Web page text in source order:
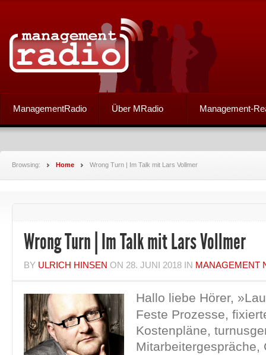
ManagementRadio Über MRadio Management-
Browsing: Home Wrong Turn | Im Talk mit Lars Vollmer
Wrong Turn | Im Talk mit Lars Vollmer
BY ULRICH HINSEN ON 28. JUNI 2018 IN MANAGEMENT
Hallo liebe Hörer,
Feste Prozesse,
Kostenpläne,
Mitarbeitergespräche,